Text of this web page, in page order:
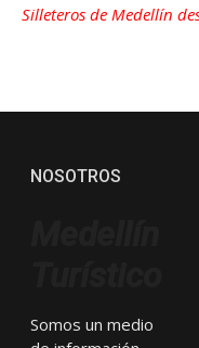
Silleteros de Medellín
NOSOTROS
Somos un medio